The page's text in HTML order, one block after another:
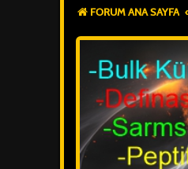
FORUM ANA SAYFA